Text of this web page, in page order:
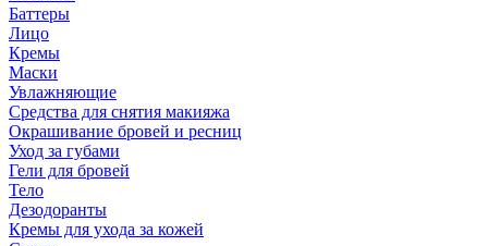
Баттеры
Лицо
Кремы
Маски
Увлажняющие
Средства для снятия макияжа
Окрашивание бровей и ресниц
Уход за губами
Гели для бровей
Тело
Дезодоранты
Кремы для ухода за кожей